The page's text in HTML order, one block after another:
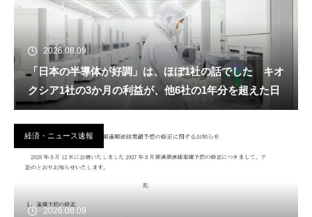
2026.08.09
「日本の半導体が好調」は、ほぼ1社の話でした キオ
クシア1社の3か月の利益が、他6社の1年分を超えた日
経済・ニュース速報
2026.08.09